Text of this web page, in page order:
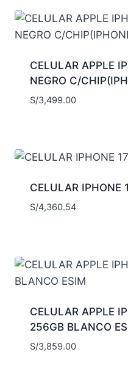
CELULAR APPLE
NEGRO C/
S/3,499.00
CELULAR IPHONE
S/4,360.54
CELULAR APPLE
256GB BLANCO
S/3,859.00